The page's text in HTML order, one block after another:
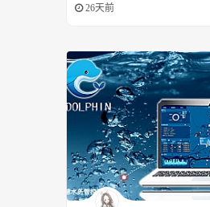
26天前